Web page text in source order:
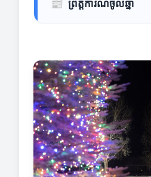
📰 ព្រឹត្តិការណ៍ចូលឆ្នាំ